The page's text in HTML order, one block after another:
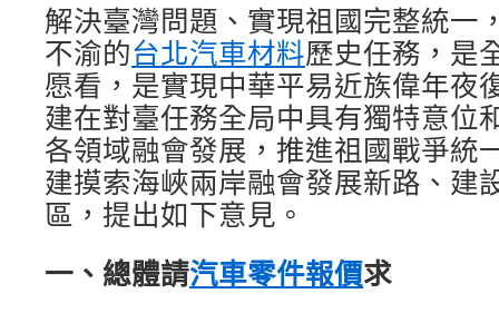
解決臺灣問題、實現祖國完整統一
不渝的台北汽車材料歷史任務，是
愿看，是實現中華平易近族偉年夜
建在對臺任務全局中具有獨特意位
各領域融會發展，推進祖國戰爭統
建摸索海峽兩岸融會發展新路、建
區，提出如下意見。
一、總體請汽車零件報價求